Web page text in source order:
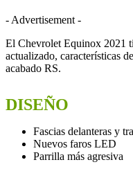
- Advertisement -
El Chevrolet Equinox 2021
actualizado, características
acabado RS.
DISEÑO
Fascias delanteras y
Nuevos faros LED
Parrilla más agresiva